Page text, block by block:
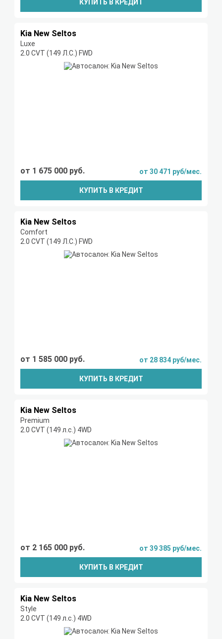
КУПИТЬ В КРЕДИТ
Kia New Seltos
Luxe
2.0 CVT (149 Л.С.) FWD
от 1 675 000 руб. от 30 471 руб/мес.
КУПИТЬ В КРЕДИТ
Kia New Seltos
Comfort
2.0 CVT (149 Л.С.) FWD
от 1 585 000 руб. от 28 834 руб/мес.
КУПИТЬ В КРЕДИТ
Kia New Seltos
Premium
2.0 CVT (149 л.с.) 4WD
от 2 165 000 руб. от 39 385 руб/мес.
КУПИТЬ В КРЕДИТ
Kia New Seltos
Style
2.0 CVT (149 л.с.) 4WD